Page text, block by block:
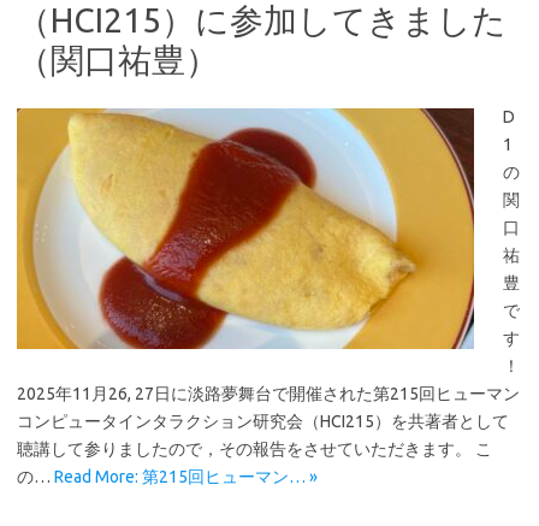
（HCI215）に参加してきました
（関口祐豊）
D
1
の
関
口
祐
豊
で
す
！
2025年11月26, 27日に淡路夢舞台で開催された第215回ヒューマン
コンピュータインタラクション研究会（HCI215）を共著者として
聴講して参りましたので，その報告をさせていただきます。 こ
の… Read More: 第215回ヒューマン… »